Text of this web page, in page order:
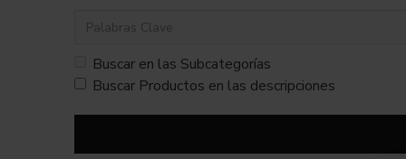
Buscar en las Subcategorías
Buscar Productos en las descripciones